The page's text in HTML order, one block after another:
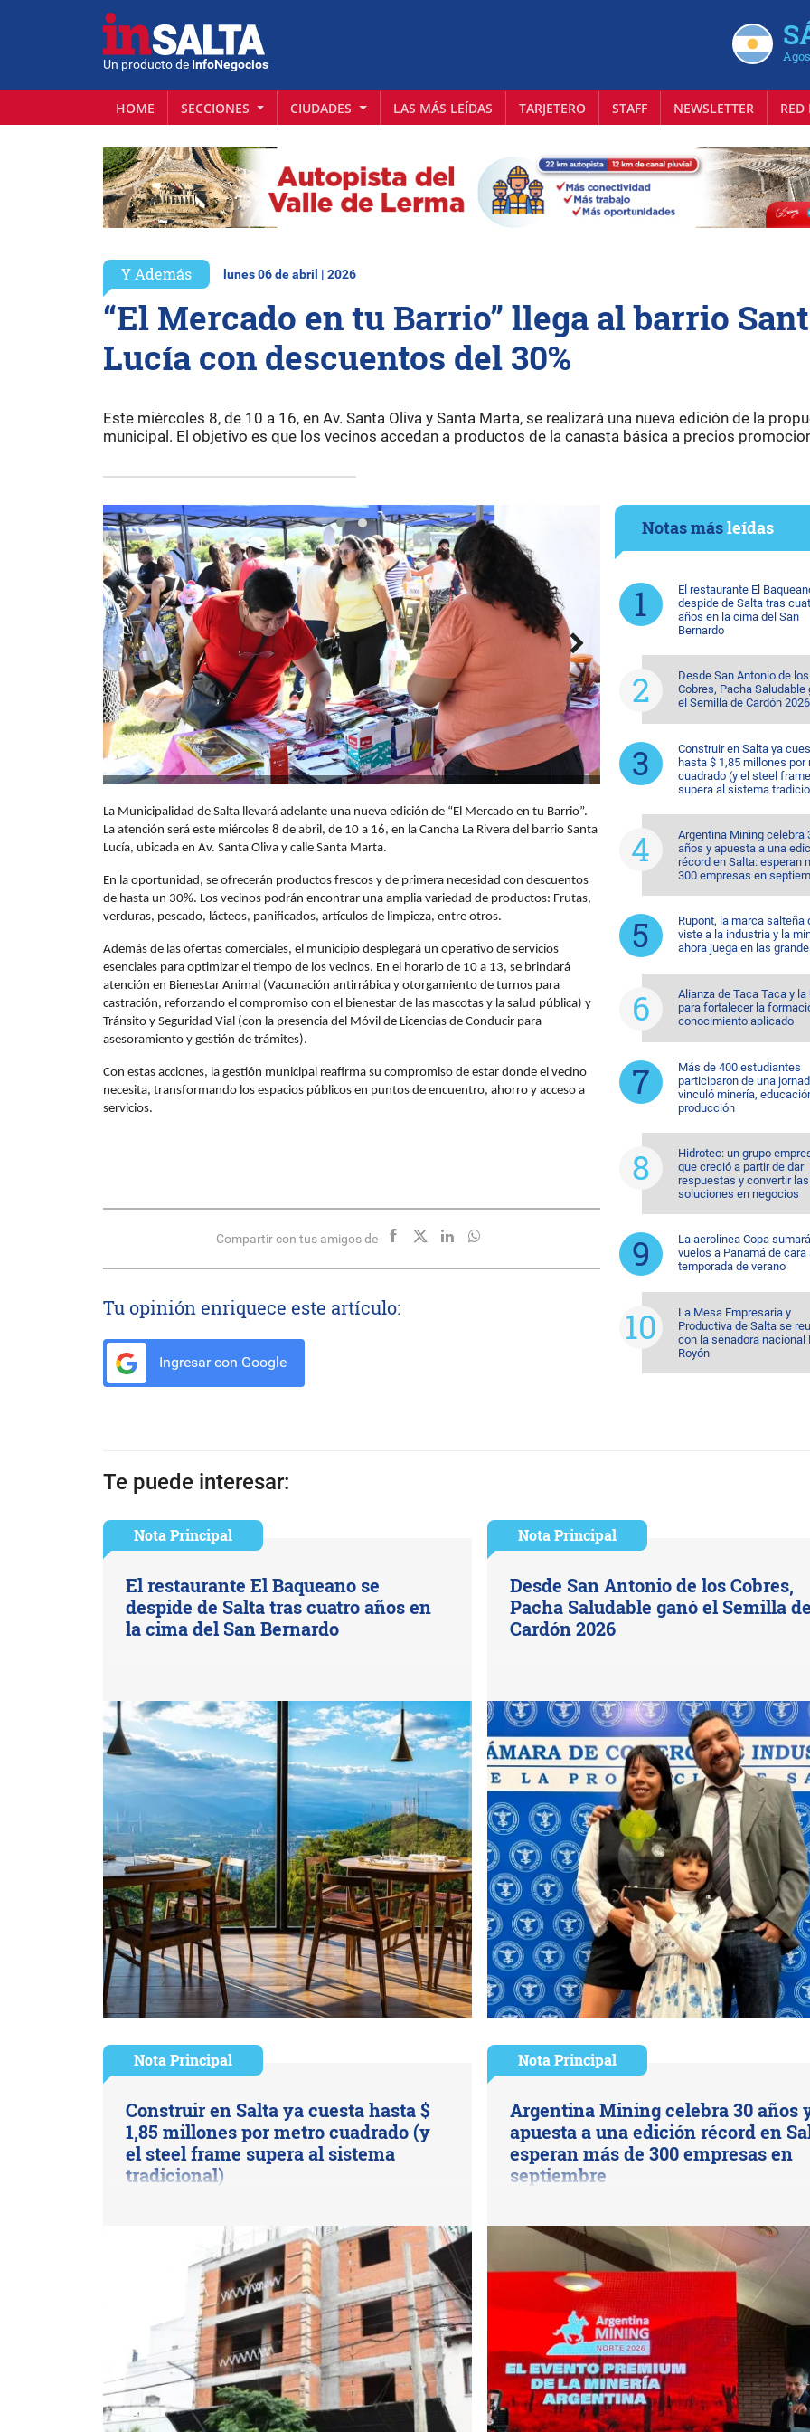
Un producto de InfoNegocios
HOME SECCIONES CIUDADES LAS MÁS LEÍDAS TARJETERO STAFF NEWSLETTER RED
Y Además lunes 06 de abril | 2026
“El Mercado en tu Barrio” llega al barrio
Lucía con descuentos del 30%
Este miércoles 8, de 10 a 16, en Av. Santa Oliva y Santa Marta, se realizará una nueva edición de la
municipal. El objetivo es que los vecinos accedan a productos de la canasta básica a precios
La Municipalidad de Salta llevará adelante una nueva edición de “El Mercado en tu Barrio”.
La atención será este miércoles 8 de abril, de 10 a 16, en la Cancha La Rivera del barrio Santa
Lucía, ubicada en Av. Santa Oliva y calle Santa Marta.
En la oportunidad, se ofrecerán productos frescos y de primera necesidad con descuentos
de hasta un 30%. Los vecinos podrán encontrar una amplia variedad de productos: Frutas,
verduras, pescado, lácteos, panificados, artículos de limpieza, entre otros.
Además de las ofertas comerciales, el municipio desplegará un operativo de servicios
esenciales para optimizar el tiempo de los vecinos. En el horario de 10 a 13, se brindará
atención en Bienestar Animal (Vacunación antirrábica y otorgamiento de turnos para
castración, reforzando el compromiso con el bienestar de las mascotas y la salud pública) y
Tránsito y Seguridad Vial (con la presencia del Móvil de Licencias de Conducir para
asesoramiento y gestión de trámites).
Con estas acciones, la gestión municipal reafirma su compromiso de estar donde el vecino
necesita, transformando los espacios públicos en puntos de encuentro, ahorro y acceso a
servicios.
Compartir con tus amigos de
Tu opinión enriquece este artículo:
Ingresar con Google
Notas másleídas
El restaurante El
despide de Salta tras
años en la cima del San
Bernardo
Desde San Antonio de los
Cobres, Pacha Saludable
el Semilla de Cardón 2026
Construir en Salta ya
hasta $ 1,85 millones por
cuadrado (y el steel frame
supera al sistema
Argentina Mining celebra
años y apuesta a una
récord en Salta: esperan
300 empresas en
Rupont, la marca salteña
viste a la industria y la
ahora juega en las
Alianza de Taca Taca y la
para fortalecer la
conocimiento aplicado
Más de 400 estudiantes
participaron de una
vinculó minería,
producción
Hidrotec: un grupo
que creció a partir de dar
respuestas y convertir las
soluciones en negocios
La aerolínea Copa sumará
vuelos a Panamá de cara
temporada de verano
La Mesa Empresaria y
Productiva de Salta se
con la senadora nacional
Royón
Te puede interesar:
Nota Principal
El restaurante El Baqueano se
despide de Salta tras cuatro años en
la cima del San Bernardo
Nota Principal
Desde San Antonio de los Cobres,
Pacha Saludable ganó el Semilla de
Cardón 2026
Nota Principal
Construir en Salta ya cuesta hasta $
1,85 millones por metro cuadrado (y
el steel frame supera al sistema
tradicional)
Nota Principal
Argentina Mining celebra 30 años
apuesta a una edición récord en
esperan más de 300 empresas en
septiembre